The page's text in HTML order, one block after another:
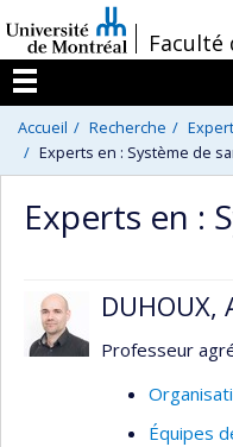
au
contenu
/Faculté
Menu
Accueil Recherche
Experts en : Système de
Experts en :
DUHOUX,
Professeur
Équipes